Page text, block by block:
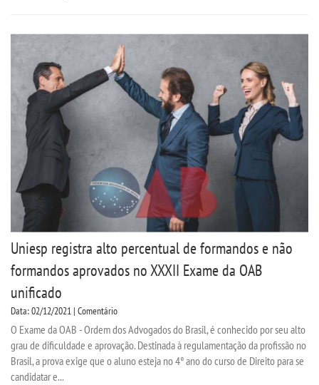
Uniesp registra alto percentual de formandos e não
formandos aprovados no XXXII Exame da OAB
unificado
Data: 02/12/2021 | Comentário
O Exame da OAB - Ordem dos Advogados do Brasil, é conhecido por seu alto
grau de dificuldade e aprovação. Destinada à regulamentação da profissão no
Brasil, a prova exige que o aluno esteja no 4° ano do curso de Direito para se
candidatar e...